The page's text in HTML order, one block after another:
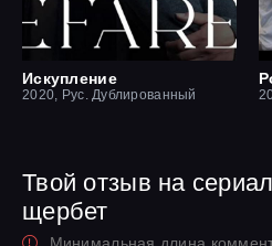
Искупление
2020, Рус. Дублированный
Твой отзыв на
щербет